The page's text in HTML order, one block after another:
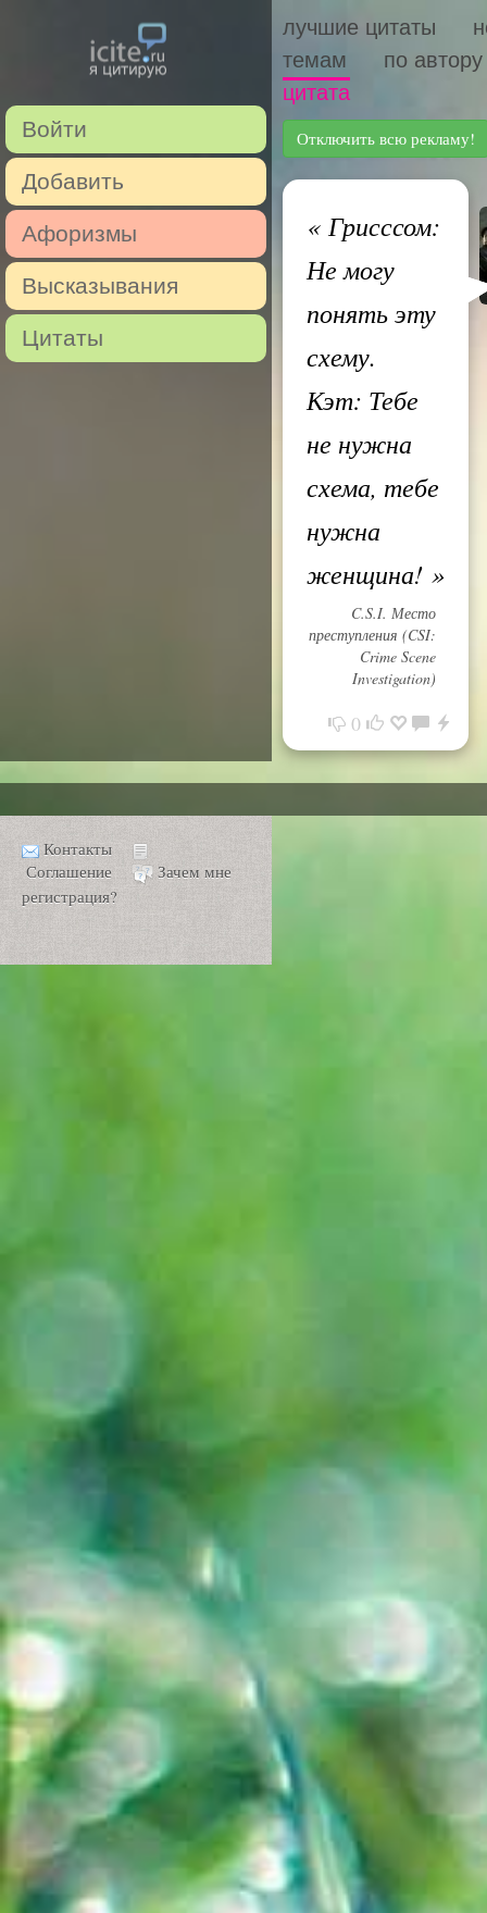
Войти
Добавить
Афоризмы
Высказывания
Цитаты
лучшие цитаты
темам
по автору
цитата
Отключить всю рекламу!
«Грисссом:
Не могу
понять эту
схему.
Кэт: Тебе
не нужна
схема, тебе
нужна
женщина! »
C.S.I. Место
преступления (CSI:
Crime Scene
Investigation)
0
Контакты
Соглашение
Зачем мне
регистрация?